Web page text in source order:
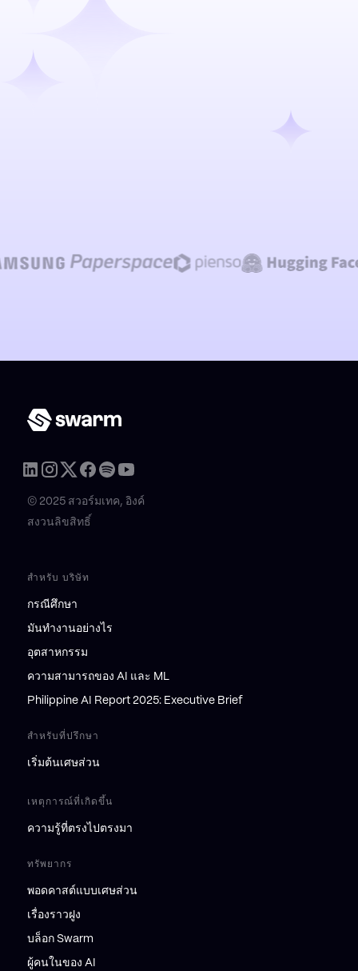
© 2025 สวอร์มเทค, อิงค์
สงวนลิขสิทธิ์
สำหรับ บริษัท
กรณีศึกษา
มันทำงานอย่างไร
อุตสาหกรรม
ความสามารถของ AI และ ML
Philippine AI Report 2025: Executive Brief
สำหรับที่ปรึกษา
เริ่มต้นเศษส่วน
เหตุการณ์ที่เกิดขึ้น
ความรู้ที่ตรงไปตรงมา
ทรัพยากร
พอดคาสต์แบบเศษส่วน
เรื่องราวฝูง
บล็อก Swarm
ผู้คนในของ AI